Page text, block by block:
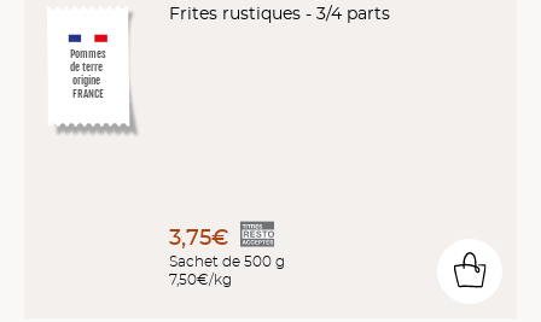
Pommes
de terre
origine
FRANCE
Frites rustiques - 3/4 parts
3,75€
Sachet de 500 g
7,50€/kg